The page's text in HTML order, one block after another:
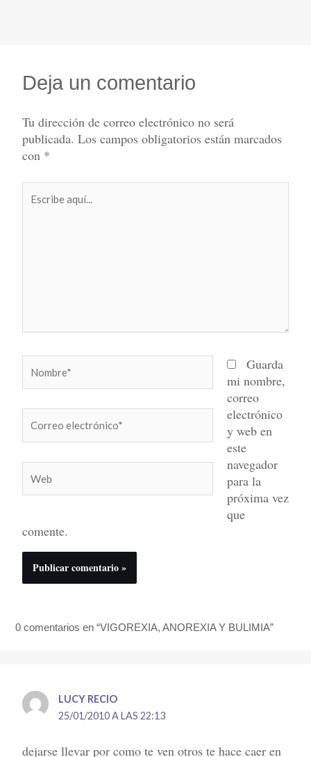
Deja un comentario
Tu dirección de correo electrónico no será
publicada. Los campos obligatorios están marcados
con *
aquí...
electrónico*
Guarda
mi nombre,
correo
electrónico
y web en
este
navegador
para la
próxima vez
que
comente.
0 comentarios en “VIGOREXIA, ANOREXIA Y BULIMIA”
LUCY RECIO
25/01/2010 A LAS 22:13
dejarse llevar por como te ven otros te hace caer en